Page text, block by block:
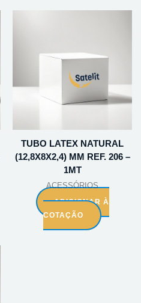
TUBO LATEX NATURAL
(12,8X8X2,4) MM REF. 206 –
1MT
ACESSÓRIOS
ADICIONAR À
COTAÇÃO